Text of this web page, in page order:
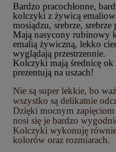
Bardzo pracochłonne,
kolczyki z żywicą
mosiądzu, srebrze, srebrze
Mają nasycony rubinowy
emalią żywiczną, lekko
wyglądają przestrzennie.
Kolczyki mają średnicę
prezentują na uszach!
Nie są super lekkie, bo
wszystko są delikatnie
Dzięki mocnym
nosi się je bardzo
Kolczyki wykonuję
kolorów oraz rozmiarach.